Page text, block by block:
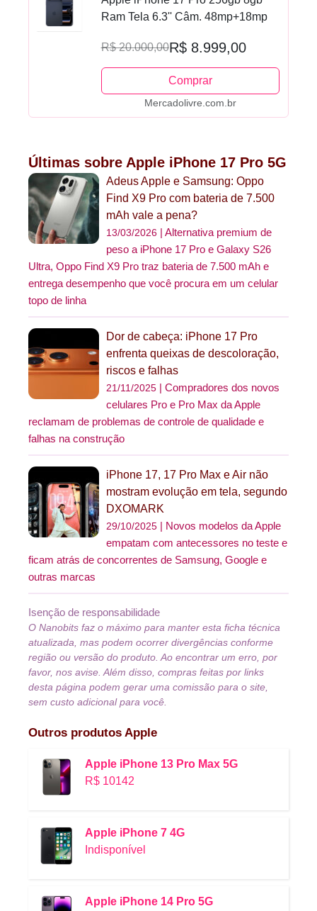
Ram Tela 6.3'' Câm. 48mp+18mp
R$ 20.000,00R$ 8.999,00
Comprar
Mercadolivre.com.br
Últimas sobre Apple iPhone 17 Pro 5G
Adeus Apple e Samsung: Oppo
Find X9 Pro com bateria de 7.500
mAh vale a pena?
13/03/2026
Alternativa premium de
peso a iPhone 17 Pro e Galaxy S26
Ultra, Oppo Find X9 Pro traz bateria de 7.500 mAh e
entrega desempenho que você procura em um celular
topo de linha
Dor de cabeça: iPhone 17 Pro
enfrenta queixas de descoloração,
riscos e falhas
21/11/2025
Compradores dos novos
celulares Pro e Pro Max da Apple
reclamam de problemas de controle de qualidade e
falhas na construção
iPhone 17, 17 Pro Max e Air não
mostram evolução em tela, segundo
DXOMARK
29/10/2025
Novos modelos da Apple
empatam com antecessores no teste e
ficam atrás de concorrentes de Samsung, Google e
outras marcas
Isenção de responsabilidade
O Nanobits faz o máximo para manter esta ficha técnica
atualizada, mas podem ocorrer divergências conforme
região ou versão do produto. Ao encontrar um erro, por
favor, nos avise. Além disso, compras feitas por links
desta página podem gerar uma comissão para o site,
sem custo adicional para você.
Outros produtos Apple
Apple iPhone 13 Pro Max 5G
R$ 10142
Apple iPhone 7 4G
Indisponível
Apple iPhone 14 Pro 5G